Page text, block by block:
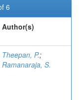
6
Author(s)
Theepan, P.;
Ramanaraja, S.